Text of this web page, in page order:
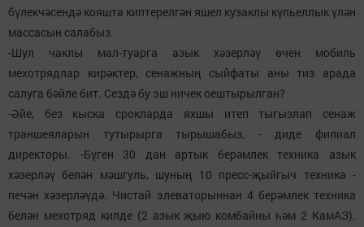
бүлекчәсендә кояшта киптерелгән яшел кузаклы күпьеллык үлән
массасын салабыз.
-Шул чаклы мал-туарга азык хәзерләү өчен мобиль
мехотрядлар кирәктер, сенажның сыйфаты аны тиз арада
салуга бәйле бит. Сездә бу эш ничек оештырылган?
-Әйе, без кыска срокларда яхшы итеп тыгызлап сенаж
траншеяларын тутырырга тырышабыз, - диде филиал
директоры. -Бүген 30 дан артык берәмлек техника азык
хәзерләү белән мәшгуль, шуның 10 пресс-җыйгыч техника -
печән хәзерләүдә. Чистай элеваторыннан 4 берәмлек техника
белән мехотряд килде (2 азык җыю комбайны һәм 2 КамАЗ).